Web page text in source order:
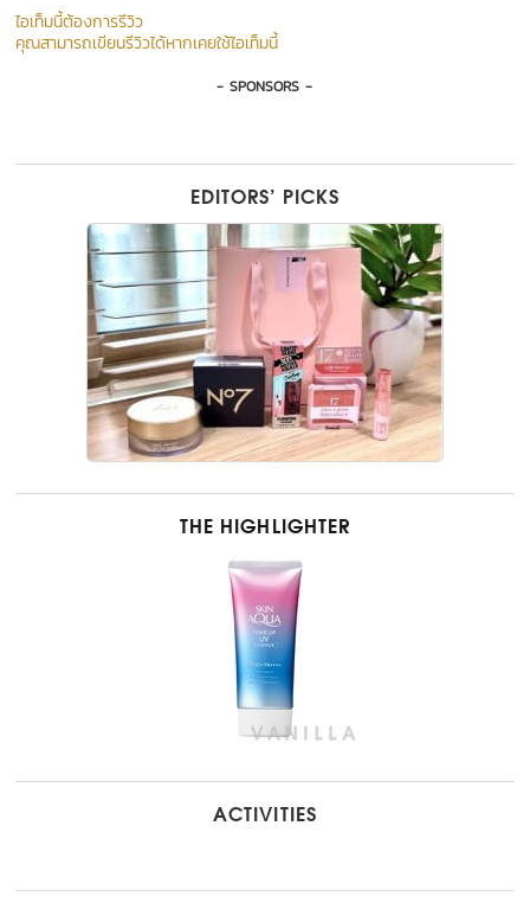
ไอเท็มนี้ต้องการรีวิว
คุณสามารถเขียนรีวิวได้หากเคยใช้ไอเท็มนี้
- SPONSORS -
EDITORS’ PICKS
THE HIGHLIGHTER
ACTIVITIES